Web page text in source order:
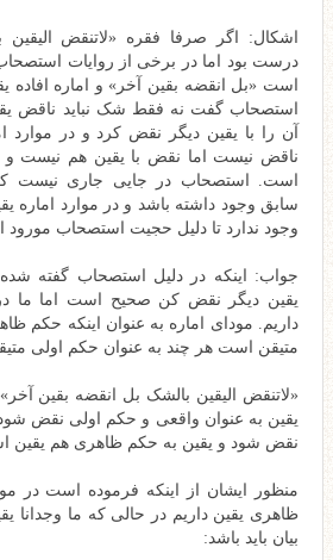
اشکال: اگر صرفا فقره «لاتنقض
درست بود اما در برخی از روایات
است «بل انقضه بقین آخر» و اماره افاده
استصحاب گفت نه فقط شک نباید ناقض
آن را با یقین دیگر نقض کرد و در موارد
ناقض نیست اما نقض با یقین هم نیست و
است. استصحاب در جایی جاری نیست
سابق وجود داشته باشد و در موارد اماره
وجود ندارد تا دلیل حجیت استصحاب مورود
جواب: اینکه در دلیل استصحاب گفته
یقین دیگر نقض کن صحیح است اما ما در
داریم. مودای اماره به عنوان اینکه حکم
متیقن است هر چند به عنوان حکم اولی
«لاتنقض الیقین بالشک بل انقضه بقین
یقین به عنوان واقعی و حکم اولی نقض
نقض شود و یقین به حکم ظاهری هم یقین
منظور ایشان از اینکه فرموده است در
ظاهری یقین داریم در حالی که ما وجدانا
بیان باید باشد: